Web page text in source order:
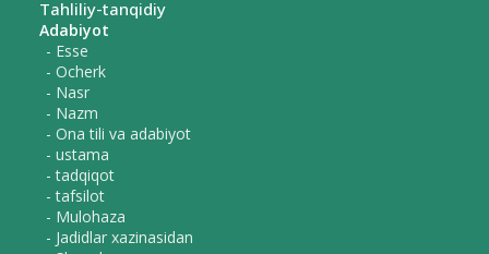
Tahliliy-tanqidiy
Adabiyot
- Esse
- Ocherk
- Nasr
- Nazm
- Ona tili va adabiyot
- ustama
- tadqiqot
- tafsilot
- Mulohaza
- Jadidlar xazinasidan